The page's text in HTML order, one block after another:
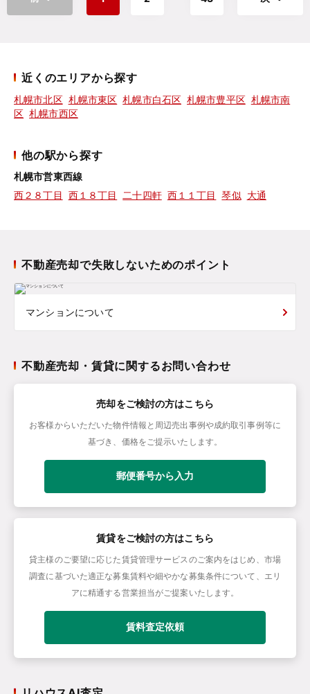
近くのエリアから探す
札幌市北区 札幌市東区 札幌市白石区 札幌市豊平区 札幌市南
区 札幌市西区
他の駅から探す
札幌市営東西線
西２８丁目 西１８丁目 二十四軒 西１１丁目 琴似 大通
不動産売却で失敗しないためのポイント
マンションについて
不動産売却・賃貸に関するお問い合わせ
売却をご検討の方はこちら
お客様からいただいた物件情報と周辺売出事例や成約取引事例等に
基づき、価格をご提示いたします。
郵便番号から入力
賃貸をご検討の方はこちら
貸主様のご要望に応じた賃貸管理サービスのご案内をはじめ、市場
調査に基づいた適正な募集賃料や細やかな募集条件について、エリ
アに精通する営業担当がご提案いたします。
賃料査定依頼